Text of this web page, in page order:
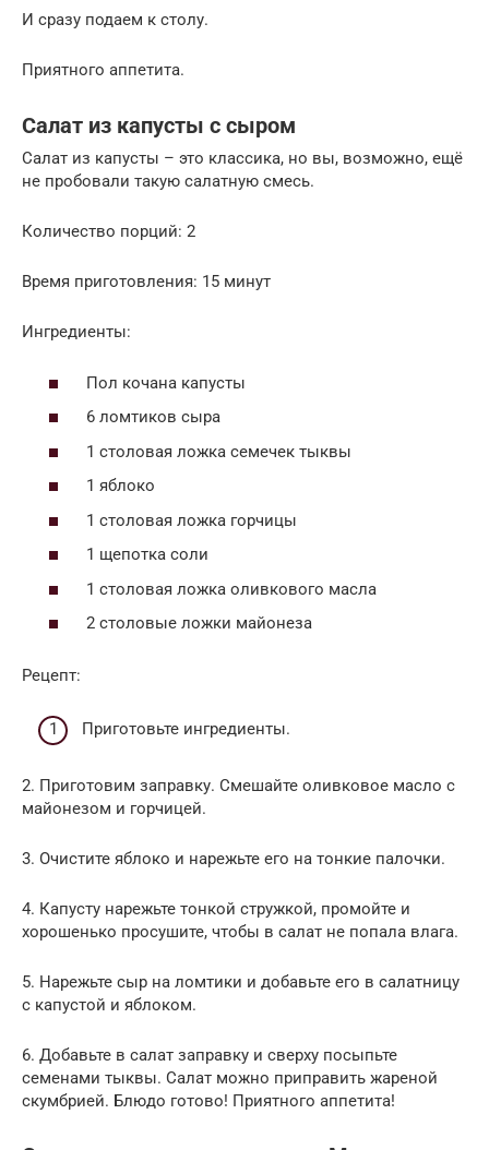
И сразу подаем к столу.
Приятного аппетита.
Салат из капусты с сыром
Салат из капусты – это классика, но вы, возможно, ещё
не пробовали такую салатную смесь.
Количество порций: 2
Время приготовления: 15 минут
Ингредиенты:
Пол кочана капусты
6 ломтиков сыра
1 столовая ложка семечек тыквы
1 яблоко
1 столовая ложка горчицы
1 щепотка соли
1 столовая ложка оливкового масла
2 столовые ложки майонеза
Рецепт:
Приготовьте ингредиенты.
2. Приготовим заправку. Смешайте оливковое масло с
майонезом и горчицей.
3. Очистите яблоко и нарежьте его на тонкие палочки.
4. Капусту нарежьте тонкой стружкой, промойте и
хорошенько просушите, чтобы в салат не попала влага.
5. Нарежьте сыр на ломтики и добавьте его в салатницу
с капустой и яблоком.
6. Добавьте в салат заправку и сверху посыпьте
семенами тыквы. Салат можно приправить жареной
скумбрией. Блюдо готово! Приятного аппетита!